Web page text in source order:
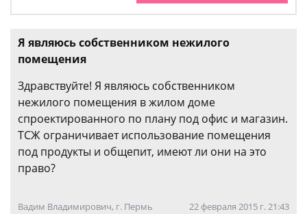
Я являюсь собственником нежилого
помещения
Здравствуйте! Я являюсь собственником
нежилого помещения в жилом доме
спроектированного по плану под офис и магазин.
ТСЖ ограничивает использование помещения
под продукты и общепит, имеют ли они на это
право?
Вадим Владимирович, г. Пермь 22 февраля 2015 г. 21:43